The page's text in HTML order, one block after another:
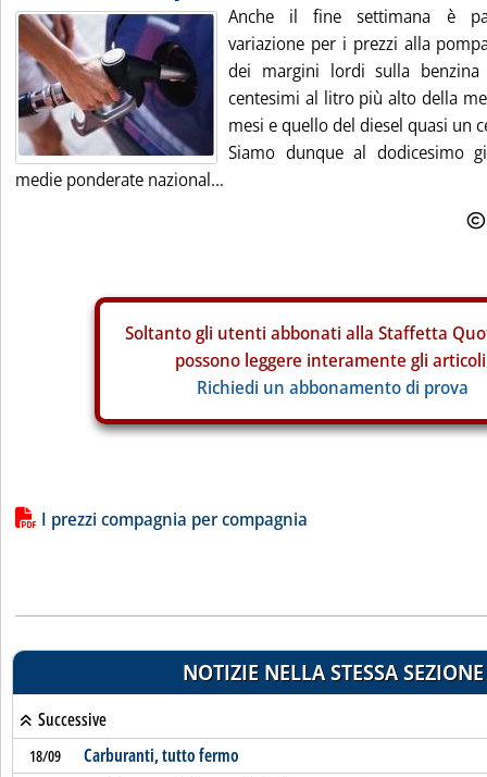
Anche il fine settimana è
variazione per i prezzi alla
dei margini lordi sulla
centesimi al litro più alto della
mesi e quello del diesel quasi un
Siamo dunque al dodicesimo
medie ponderate nazional...
Soltanto gli utenti abbonati alla Staffetta
possono leggere interamente gli
Richiedi un abbonamento di prova
Lista allegati PDF alla notizia
I prezzi compagnia per compagnia
NOTIZIE NELLA STESSA SEZIONE
Successive
18/09 Carburanti, tutto fermo